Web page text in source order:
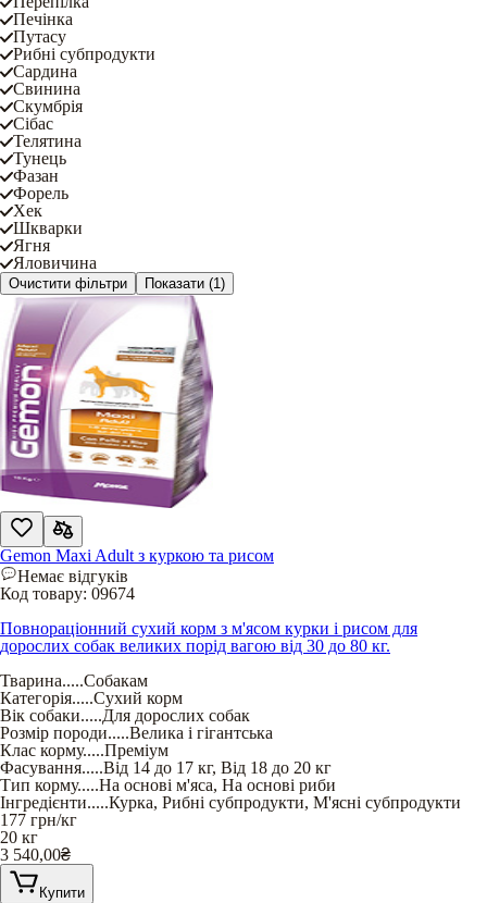
Печінка
Путасу
Рибні субпродукти
Сардина
Свинина
Скумбрія
Сібас
Телятина
Тунець
Фазан
Форель
Хек
Шкварки
Ягня
Яловичина
Очистити фільтри Показати (1)
Gemon Maxi Adult з куркою та рисом
Немає відгуків
Код товару: 09674
Повнораціонний сухий корм з м'ясом курки і рисом для
дорослих собак великих порід вагою від 30 до 80 кг.
Тварина.....Собакам
Категорія.....Сухий корм
Вік собаки.....Для дорослих собак
Розмір породи.....Велика і гігантська
Клас корму.....Преміум
Фасування.....Від 14 до 17 кг, Від 18 до 20 кг
Тип корму.....На основі м'яса, На основі риби
Інгредієнти.....Курка, Рибні субпродукти, М'ясні субпродукти
177 грн/кг
20 кг
3 540,00₴
Купити